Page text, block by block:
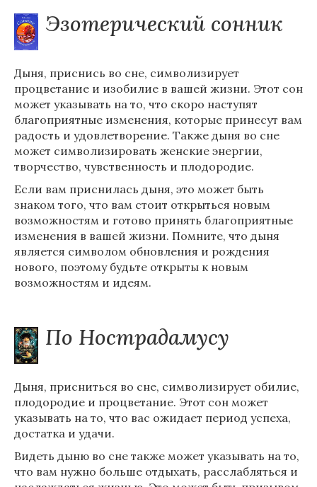
Эзотерический сонник
Дыня, приснись во сне, символизирует
процветание и изобилие в вашей жизни. Этот сон
может указывать на то, что скоро наступят
благоприятные изменения, которые принесут вам
радость и удовлетворение. Также дыня во сне
может символизировать женские энергии,
творчество, чувственность и плодородие.
Если вам приснилась дыня, это может быть
знаком того, что вам стоит открыться новым
возможностям и готово принять благоприятные
изменения в вашей жизни. Помните, что дыня
является символом обновления и рождения
нового, поэтому будьте открыты к новым
возможностям и идеям.
По Нострадамусу
Дыня, присниться во сне, символизирует обилие,
плодородие и процветание. Этот сон может
указывать на то, что вас ожидает период успеха,
достатка и удачи.
Видеть дыню во сне также может указывать на то,
что вам нужно больше отдыхать, расслабляться и